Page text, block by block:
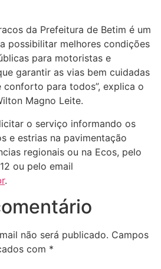
da Prefeitura de Betim é um
possibilitar melhores condições
para motoristas e
garantir as vias bem cuidadas
conforto para todos”, explica o
Magno Leite.
o serviço informando os
e estrias na pavimentação
regionais ou na Ecos, pelo
ou pelo email
.
não será publicado. Campos
com *